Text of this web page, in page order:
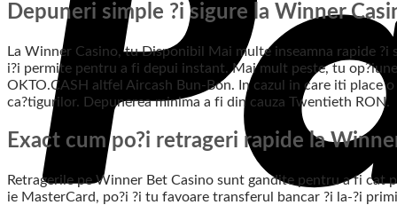
Depuneri simple ?i sigure la Winner
La Winner Casino, tu Disponibil Mai multe inseamna rapide ?i
i?i permite pentru a fi depui instant. Mai mult peste, tu
OKTO.CASH altfel Aircash Bun-Bon. In cazul in care iti place
ca?tigurilor. Depunerea minima a fi din cauza Twentieth RON.
Exact cum po?i retrageri rapide la
Retragerile pe Winner Bet Casino sunt gandite pentru a fi cat
ie MasterCard, po?i ?i tu favoare transferul bancar ?i la-?i